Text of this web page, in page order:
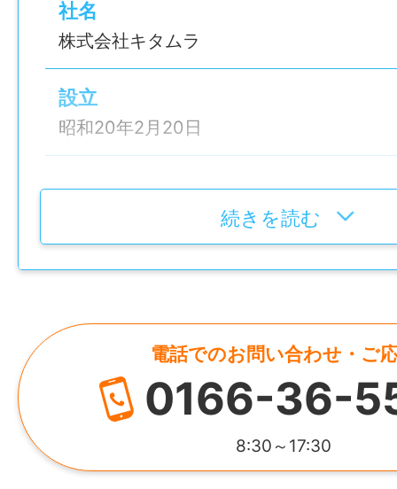
・仕上げの美しさにこだわりたい
・手に職をつけて長く働きたい
＝＝＝＝＝＝＝＝＝＝＝＝＝＝＝＝＝＝
まずはお問い合せからでもOK
◆より詳しい求人情報は「じょぶる北海道
〒078-8241 北海道旭川市豊岡11条1丁目1-
勤務地変更の可能性：なし
給与
〈未経験でも安心！入社後の流れをご紹介
◇ 入社〜1か月：雇入れ教育や安全衛生研
りの基礎
◇ 2〜6か月：左官訓練校に入校＋現場で
◇ 7〜12か月：現場で必要な資格を取得し
者教育で高度なスキルへ
★ 現場で少しずつ「できる範囲」を広げる
【モデル年収例】※賞与無しの年収
・20代 約320万円
・30代 約400万円
・職長クラス 約600～700万円
社名
株式会社キタムラ
設立
昭和20年2月20日
代表者
資本金
http://kabu-kitamura.co.jp/
北海道旭川市豊岡11条1丁目1-23
続きを読む
電話でのお問い合わせ・ご
0166-36-
8:30～17:30